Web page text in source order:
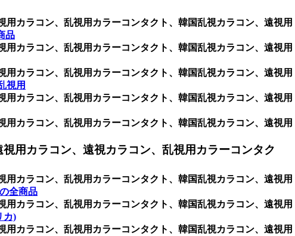
カラコン、乱視用カラーコンタクト、韓国乱視カラコン、遠視用
品
カラコン、乱視用カラーコンタクト、韓国乱視カラコン、遠視用
カラコン、乱視用カラーコンタクト、韓国乱視カラコン、遠視用
視用
カラコン、乱視用カラーコンタクト、韓国乱視カラコン、遠視用
カラコン、乱視用カラーコンタクト、韓国乱視カラコン、遠視用
用カラコン、遠視カラコン、乱視用カラーコンタク
カラコン、乱視用カラーコンタクト、韓国乱視カラコン、遠視用
全商品
カラコン、乱視用カラーコンタクト、韓国乱視カラコン、遠視用
カ)
カラコン、乱視用カラーコンタクト、韓国乱視カラコン、遠視用